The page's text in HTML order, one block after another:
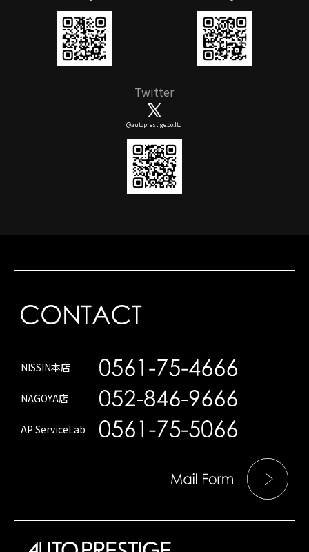
Twitter
@autoprestige.co.ltd
NISSIN本店
NAGOYA店
AP ServiceLab